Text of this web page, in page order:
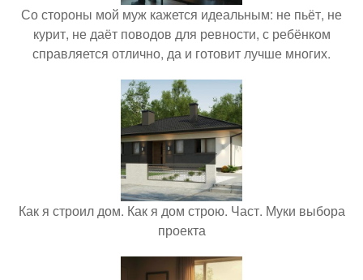
Со стороны мой муж кажется идеальным: не пьёт, не
курит, не даёт поводов для ревности, с ребёнком
справляется отлично, да и готовит лучше многих.
Как я строил дом. Как я дом строю. Част. Муки выбора
проекта